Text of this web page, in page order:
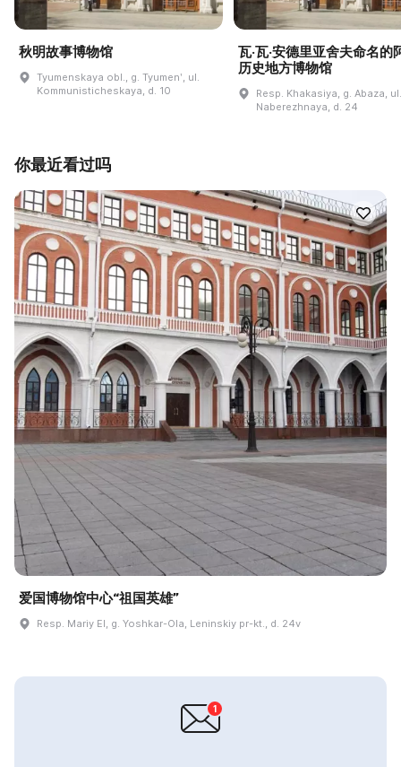
秋明故事博物馆
Tyumenskaya obl., g. Tyumenʹ, ul.
Kommunisticheskaya, d. 10
瓦·瓦·安德里亚舍夫命名的
历史地方博物馆
Resp. Khakasiya, g. Abaza, ul.
Naberezhnaya, d. 24
你最近看过吗
爱国博物馆中心“祖国英雄”
Resp. Mariy El, g. Yoshkar-Ola, Leninskiy pr-kt., d. 24v